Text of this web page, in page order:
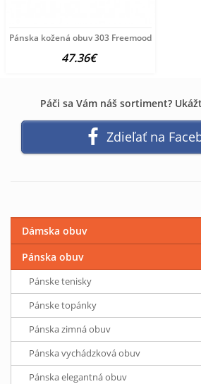
Pánska kožená obuv 303 Freemood, Čierna, 44
47.36€
Páči sa Vám náš sortiment?
Zdieľať na
Dámska obuv
Pánska obuv
Pánske tenisky
Pánske topánky
Pánska zimná obuv
Pánska vychádzková obuv
Pánska elegantná obuv